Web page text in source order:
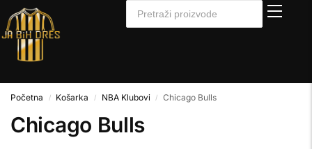
Početna / Košarka / NBA Klubovi / Chicago Bulls
Chicago Bulls